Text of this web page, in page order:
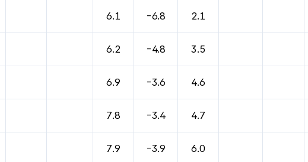
6.1 -6.8 2.1
6.2 -4.8 3.5
6.9 -3.6 4.6
7.8 -3.4 4.7
7.9 -3.9 6.0